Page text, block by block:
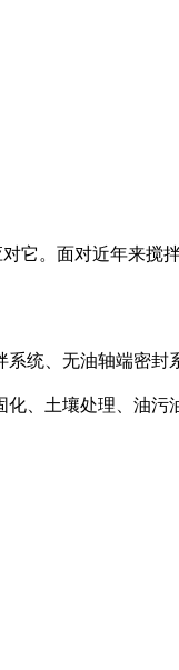
。面对近年来搅
、无油轴端密封
、土壤处理、油